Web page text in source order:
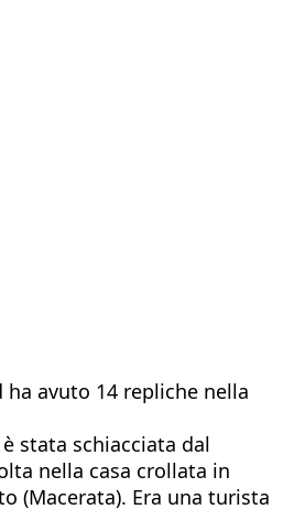
avuto 14 repliche nella
stata schiacciata dal
nella casa crollata in
(Macerata). Era una turista